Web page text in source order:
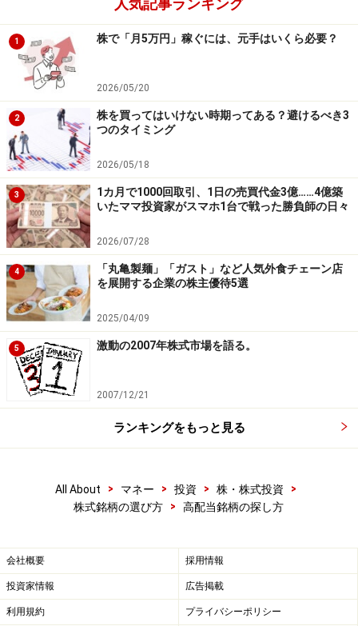
人気記事ランキング
1 株で「月5万円」稼ぐには、元手はいくら必要？
2026/05/20
2
株を買ってはいけない時期ってある？避けるべき3
つのタイミング
2026/05/18
3
1カ月で1000回取引、1日の売買代金3億……4億築
いたママ投資家がスマホ1台で戦った勝負師の日々
2026/07/28
4
「丸亀製麺」「ガスト」など人気外食チェーン店
を展開する企業の株主優待5選
2025/04/09
5 激動の2007年株式市場を語る。
2007/12/21
ランキングをもっと見る
All About > マネー > 投資 > 株・株式投資
>
株式銘柄の選び方
> 高配当銘柄の探し方
会社概要 採用情報
投資家情報 広告掲載
利用規約 プライバシーポリシー